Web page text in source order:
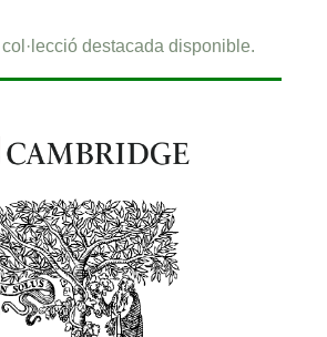
destacada disponible.